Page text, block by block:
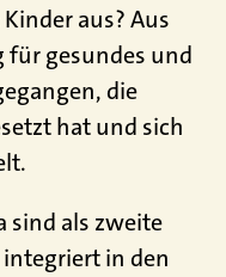
aus? Aus
für gesundes und
die
hat und sich
sind als zweite
in den